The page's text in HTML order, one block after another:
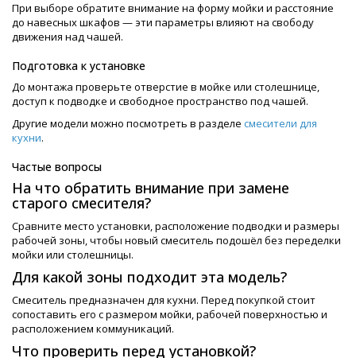
При выборе обратите внимание на форму мойки и расстояние
до навесных шкафов — эти параметры влияют на свободу
движения над чашей.
Подготовка к установке
До монтажа проверьте отверстие в мойке или столешнице,
доступ к подводке и свободное пространство под чашей.
Другие модели можно посмотреть в разделе смесители для
кухни.
Частые вопросы
На что обратить внимание при замене
старого смесителя?
Сравните место установки, расположение подводки и размеры
рабочей зоны, чтобы новый смеситель подошёл без переделки
мойки или столешницы.
Для какой зоны подходит эта модель?
Смеситель предназначен для кухни. Перед покупкой стоит
сопоставить его с размером мойки, рабочей поверхностью и
расположением коммуникаций.
Что проверить перед установкой?